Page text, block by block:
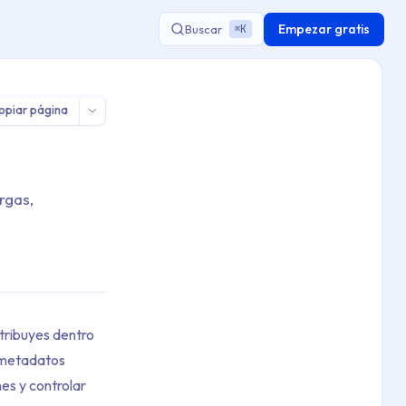
Buscar ⌘K Empezar gratis
página
dentro
y controlar